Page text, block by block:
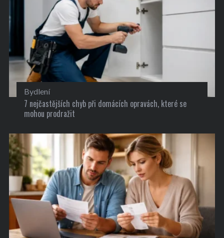
Bydlení
7 nejčastějších chyb při domácích opravách, které se
mohou prodražit